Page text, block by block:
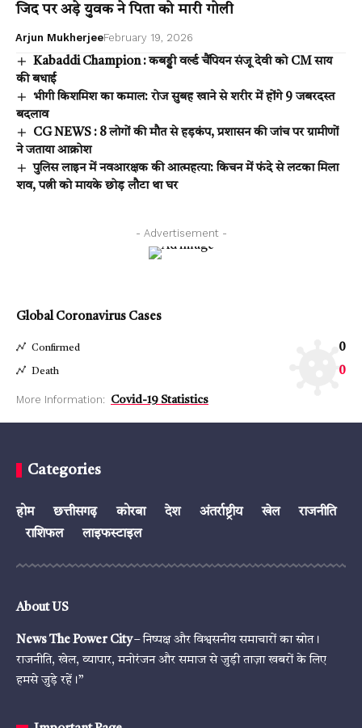
जिद पर अड़े युवक ने पिता को मारी गोली
Arjun MukherjeeFebruary 19, 2026
Kabaddi Champion : कबड्डी वर्ल्ड चैंपियन संजू देवी को CM साय
की बधाई
भीगी किशमिश का कमाल: रोज सुबह खाने से शरीर में होंगे 9 जबरदस्त
बदलाव
CG NEWS : 8 लोगों की मौत से हड़कंप, प्रशासन की जांच पर ग्रामीणों
ने जताया आक्रोश
पुलिस लाइन में नवआरक्षक की आत्महत्या: किचन में फंदे से लटका मिला
शव, पत्नी को मायके छोड़ लौटा था घर
- Advertisement -
Global Coronavirus Cases
Confirmed 0
Death 0
More Information: Covid-19 Statistics
Categories
होम छत्तीसगढ़ कोरबा देश अंतर्राष्ट्रीय खेल
राजनीति
राशिफल
लाइफस्टाइल
About US
News The Power City– निष्पक्ष और विश्वसनीय समाचारों का स्रोत।
राजनीति, खेल, व्यापार, मनोरंजन और समाज से जुड़ी ताज़ा खबरों के लिए
हमसे जुड़े रहें।”